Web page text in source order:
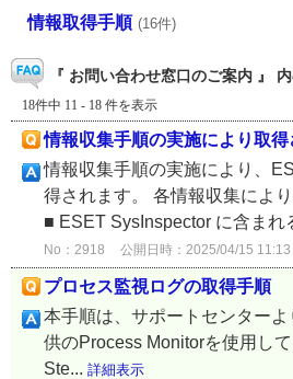
情報取得手順 (16件)
『 お問い合わせ窓口のご案内 』
18件中 11 - 18 件を表示
情報収集手順の実施により取得
情報収集手順の実施により、
得されます。 各情報収集によ
■ ESET SysInspector に含まれ
No：2918 公開日時：2025/04/15 11:13
プロセス監視ログの取得手順
本手順は、サポートセンター
供のProcess Monitorを使用し
Ste... 詳細表示